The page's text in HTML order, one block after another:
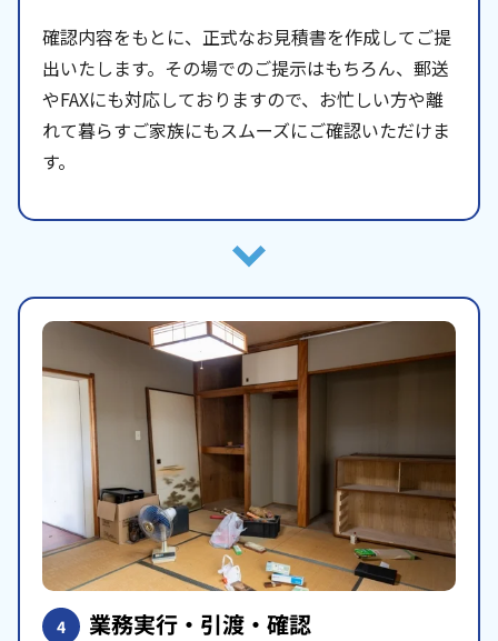
確認内容をもとに、正式なお見積書を作成してご提
出いたします。その場でのご提示はもちろん、郵送
やFAXにも対応しておりますので、お忙しい方や離
れて暮らすご家族にもスムーズにご確認いただけま
す。
4 業務実行・引渡・確認